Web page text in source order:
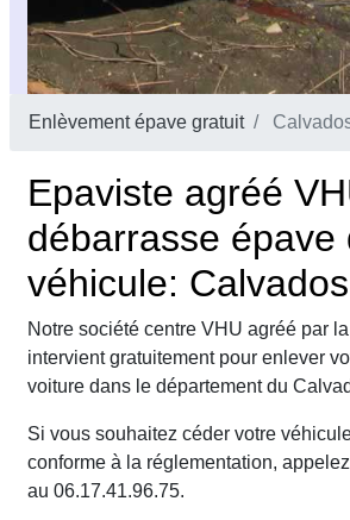
Enlèvement épave gratuit
Epaviste agréé
débarrasse épave
véhicule:
Notre société centre VHU agréé par
intervient gratuitement pour enlever
voiture dans le département du
Si vous souhaitez céder votre
conforme à la réglementation,
au 06.17.41.96.75.